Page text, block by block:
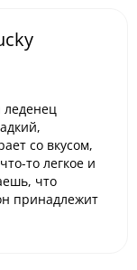
со вкусом,
то легкое и
что
принадлежит